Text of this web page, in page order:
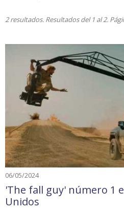
2 resultados. Resultados del 1 al 2.
06/05/2024
'The fall guy' número 1
Unidos